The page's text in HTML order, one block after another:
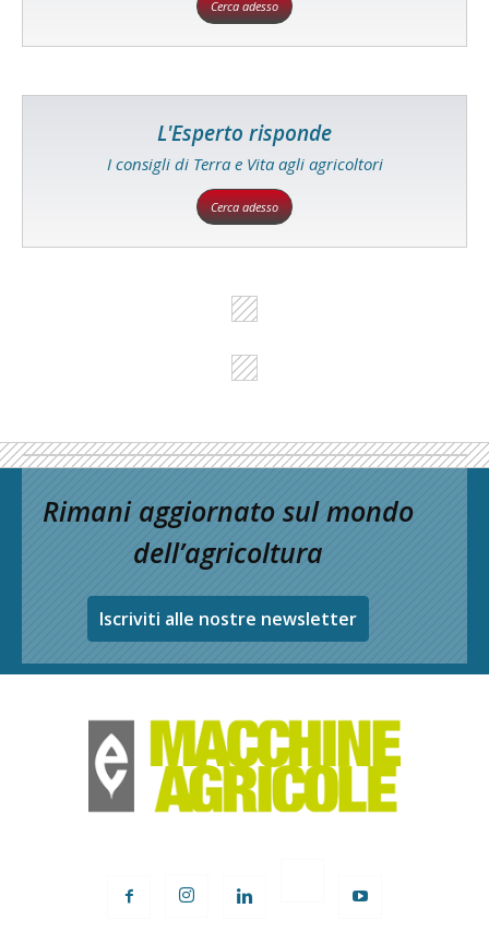
Cerca adesso
L'Esperto risponde
I consigli di Terra e Vita agli agricoltori
Cerca adesso
Rimani aggiornato sul mondo
dell’agricoltura
Iscriviti alle nostre newsletter